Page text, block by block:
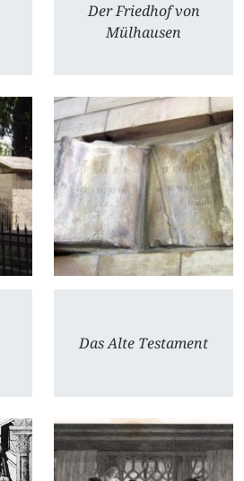
Der Friedhof von
Mülhausen
Das Alte Testament